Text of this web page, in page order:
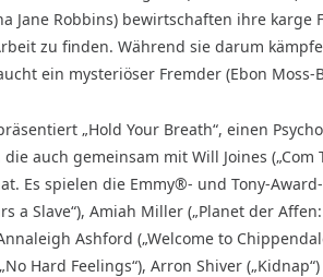
Jane Robbins) bewirtschaften ihre
zu finden. Während sie darum
ein mysteriöser Fremder (Ebon
„Hold Your Breath“, einen
die auch gemeinsam mit Will Joines („Com
Es spielen die Emmy®- und Tony-
a Slave“), Amiah Miller („Planet der
Ashford („Welcome to
Hard Feelings“), Arron Shiver